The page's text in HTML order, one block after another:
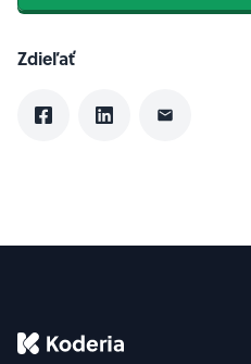
Zdieľať